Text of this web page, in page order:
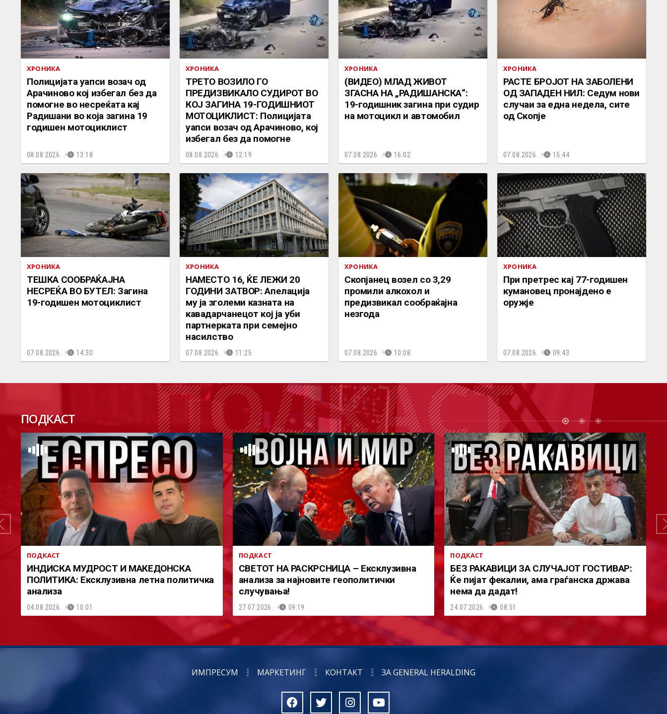
ХРОНИКА
Полицијата уапси возач од
Арачиново кој избегал без да
помогне во несреќата кај
Радишани во која загина 19
годишен мотоциклист
08.08.2026. 13:18
ХРОНИКА
ТРЕТО ВОЗИЛО ГО
ПРЕДИЗВИКАЛО СУДИРОТ ВО
КОЈ ЗАГИНА 19-ГОДИШНИОТ
МОТОЦИКЛИСТ: Полицијата
уапси возач од Арачиново, кој
избегал без да помогне
08.08.2026. 12:19
ХРОНИКА
(ВИДЕО) МЛАД ЖИВОТ
ЗГАСНА НА „РАДИШАНСКА“:
19-годишник загина при судир
на мотоцикл и автомобил
07.08.2026. 16:02
ХРОНИКА
РАСТЕ БРОЈОТ НА ЗАБОЛЕНИ
ОД ЗАПАДЕН НИЛ: Седум нови
случаи за една недела, сите
од Скопје
07.08.2026. 15:44
ХРОНИКА
ТЕШКА СООБРАЌАЈНА
НЕСРЕЌА ВО БУТЕЛ: Загина
19-годишен мотоциклист
07.08.2026. 14:30
ХРОНИКА
НАМЕСТО 16, ЌЕ ЛЕЖИ 20
ГОДИНИ ЗАТВОР: Апелација
му ја зголеми казната на
кавадарчанецот кој ја уби
партнерката при семејно
насилство
07.08.2026. 11:25
ХРОНИКА
Скопјанец возел со 3,29
промили алкохол и
предизвикал сообраќајна
незгода
07.08.2026. 10:08
ХРОНИКА
При претрес кај 77-годишен
кумановец пронајдено е
оружје
07.08.2026. 09:43
ПОДКАСТ ПОДКАСТ
ПОДКАСТ
ИНДИСКА МУДРОСТ И МАКЕДОНСКА
ПОЛИТИКА: Ексклузивна летна политичка
анализа
04.08.2026. 10:01
ПОДКАСТ
СВЕТОТ НА РАСКРСНИЦА – Ексклузивна
анализа за најновите геополитички
случувања!
27.07.2026. 09:19
ПОДКАСТ
БЕЗ РАКАВИЦИ ЗА СЛУЧАЈОТ ГОСТИВАР:
Ќе пијат фекалии, ама граѓанска држава
нема да дадат!
24.07.2026. 08:51
ИМПРЕСУМ МАРКЕТИНГ КОНТАКТ ЗА GENERAL HERALDING